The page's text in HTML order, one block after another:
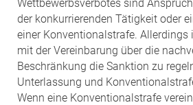
Wettbewerbsverbotes sind
der konkurrierenden Tätigkeit oder
einer Konventionalstrafe. Allerdings
mit der Vereinbarung über die
Beschränkung die Sanktion zu
Unterlassung und
Wenn eine Konventionalstrafe